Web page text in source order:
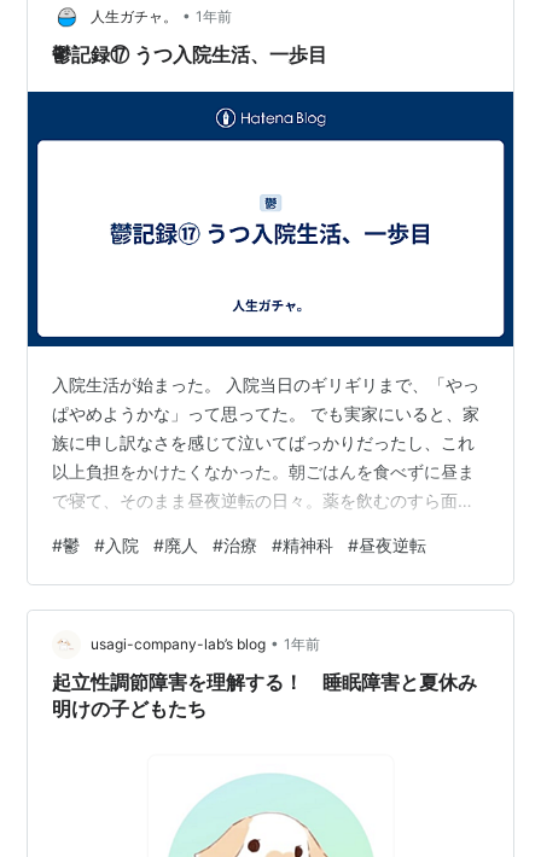
とが増えたので、私も少しは変わっているのかなとは思
いますね。 体調も、調子が良くて外に出れる時もたまに
人生ガチャ。 • 1年前
鬱記録⑰ うつ入院生活、一歩目
入院生活が始まった。 入院当日のギリギリまで、「やっ
ぱやめようかな」って思ってた。 でも実家にいると、家
族に申し訳なさを感じて泣いてばっかりだったし、これ
以上負担をかけたくなかった。朝ごはんを食べずに昼ま
で寝て、そのまま昼夜逆転の日々。薬を飲むのすら面倒
のままじゃまずいと思って、入院するって選択をした。
これが正解だったのかは正直わからないけど、何もしな
ければ何も変わらないのは確かだった。 うつになってか
ら、家族としか会話してなかったせいか、看護師さんに
話しかけられても「ありがとうございます」ってカタコ
トで返すのがやっと。笑顔もぎこちなくて、…
#鬱 #入院 #廃人 #治療 #精神科 #昼夜逆転
usagi-company-lab’s blog • 1年前
起立性調節障害を理解する！ 睡眠障害と夏休み
明けの子どもたち